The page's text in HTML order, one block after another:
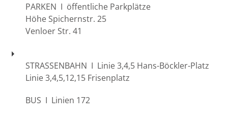
PARKEN I öffentliche Parkplätze
Höhe Spichernstr. 25
Venloer Str. 41
STRASSENBAHN I Linie 3,4,5 Hans-Böckler-Platz
Linie 3,4,5,12,15 Frisenplatz
BUS I Linien 172